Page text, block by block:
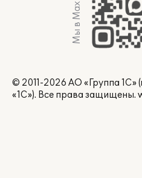
Мы в Max
© 2011-2026 АО «Группа
«1С»). Все права защищены.